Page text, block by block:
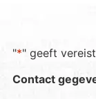
"*" geeft
Contact